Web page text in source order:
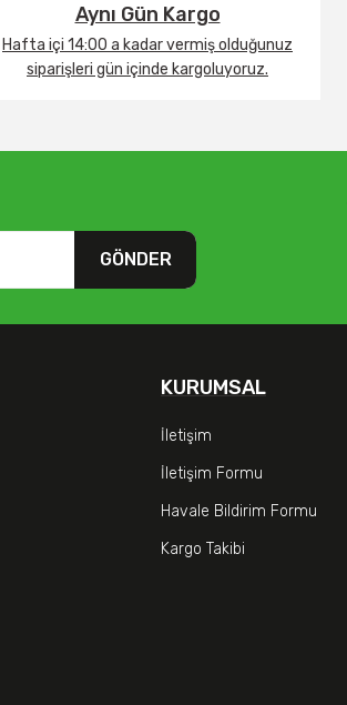
Aynı Gün Kargo
Hafta içi 14:00 a kadar vermiş olduğunuz
siparişleri gün içinde kargoluyoruz.
GÖNDER
KURUMSAL
İletişim
İletişim Formu
Havale Bildirim Formu
Kargo Takibi